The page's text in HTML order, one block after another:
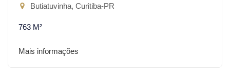
Butiatuvinha, Curitiba-PR
763 M²
Mais informações